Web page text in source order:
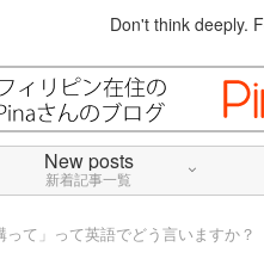
Don't think deeply.
New posts
新着記事一覧
て」って英語でどう言いますか？